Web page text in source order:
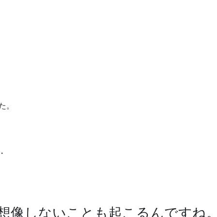
。
像しないことも起こるんですね